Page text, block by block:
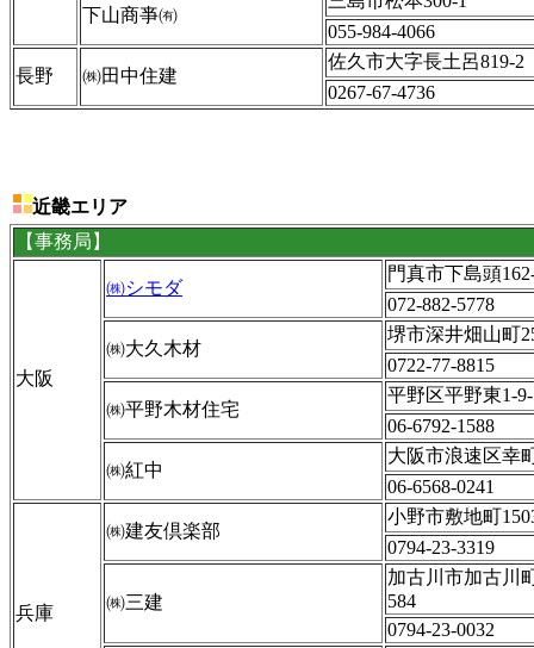
下山商亊㈲
055-984-4066
長野 ㈱田中住建
佐久市大字長土呂819-2
0267-67-4736
近畿エリア
【事務局】
大阪
㈱シモダ
門真市下島頭
072-882-5778
㈱大久木材
堺市深井畑山町
0722-77-8815
㈱平野木材住宅
平野区平野東1-
06-6792-1588
㈱紅中
大阪市浪速区幸
06-6568-0241
兵庫
㈱建友倶楽部
小野市敷地町
0794-23-3319
㈱三建
加古川市加古川
584
0794-23-0032